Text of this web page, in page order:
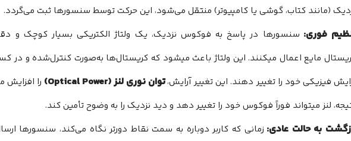
(مانند کتاب، گوشی یا کامپیوتر) منتقل می‌شود، این حرکت توسط سنسورها ثبت می‌گردد.
فوری: سنسورها در پاسخ به فوکوس نزدیک، یک ولتاژ الکتریکی بسیار کوچک و
مایع اعمال میکنند. این ولتاژ باعث میشود که کریستال‌ها به‌صورت کنترل‌شده و در
فیزیکی خود را تغییر دهند. این تغییر آرایش،توان نوری لنز (Optical Power)
را افزایش
لنز میتواند فوراً فوکوس خود را تغییر دهد و دید نزدیک را به وضوح تأمین کند.
به حالت عادی: زمانی که کاربر دوباره به سمت نقاط دورتر نگاه می‌کند، سنسورها